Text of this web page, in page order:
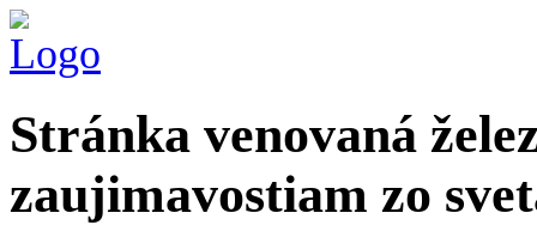
Stránka venovaná
zaujimavostiam zo